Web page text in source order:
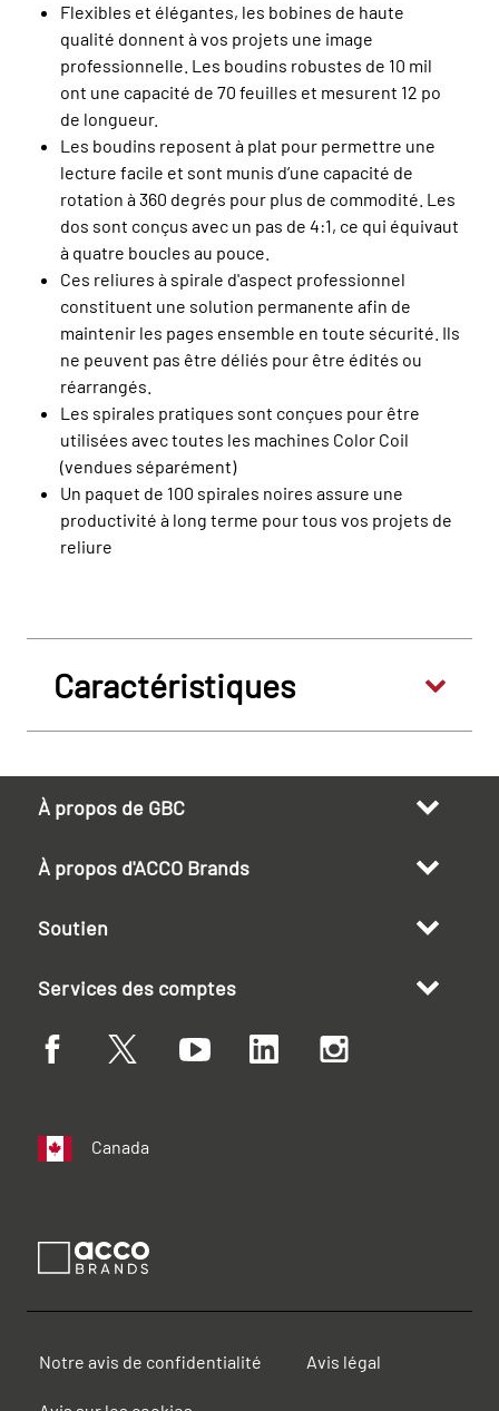
Flexibles et élégantes, les bobines de haute
qualité donnent à vos projets une image
professionnelle. Les boudins robustes de 10 mil
ont une capacité de 70 feuilles et mesurent 12 po
de longueur.
Les boudins reposent à plat pour permettre une
lecture facile et sont munis d’une capacité de
rotation à 360 degrés pour plus de commodité. Les
dos sont conçus avec un pas de 4:1, ce qui équivaut
à quatre boucles au pouce.
Ces reliures à spirale d'aspect professionnel
constituent une solution permanente afin de
maintenir les pages ensemble en toute sécurité. Ils
ne peuvent pas être déliés pour être édités ou
réarrangés.
Les spirales pratiques sont conçues pour être
utilisées avec toutes les machines Color Coil
(vendues séparément)
Un paquet de 100 spirales noires assure une
productivité à long terme pour tous vos projets de
reliure
Caractéristiques
À propos de GBC
À propos d'ACCO Brands
Soutien
Services des comptes
Canada
Notre avis de confidentialité Avis légal